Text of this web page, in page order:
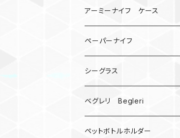
ビーズ
手裏剣
クロス十字架
ドリームキャッチャー
カウベル 熊鈴
カードケース
アーミーナイフ ケース
ペーパーナイフ
シーグラス
ベグレリ Begleri
ペットボトルホルダー